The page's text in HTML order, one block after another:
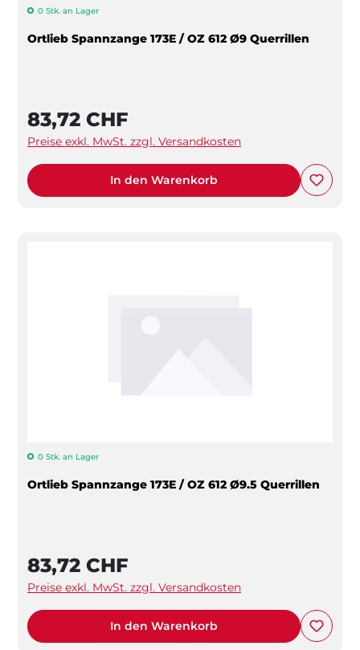
0 Stk. an Lager
Ortlieb Spannzange 173E / OZ 612 Ø9 Querrillen
83,72 CHF
Preise exkl. MwSt. zzgl. Versandkosten
In den Warenkorb
0 Stk. an Lager
Ortlieb Spannzange 173E / OZ 612 Ø9.5 Querrillen
83,72 CHF
Preise exkl. MwSt. zzgl. Versandkosten
In den Warenkorb